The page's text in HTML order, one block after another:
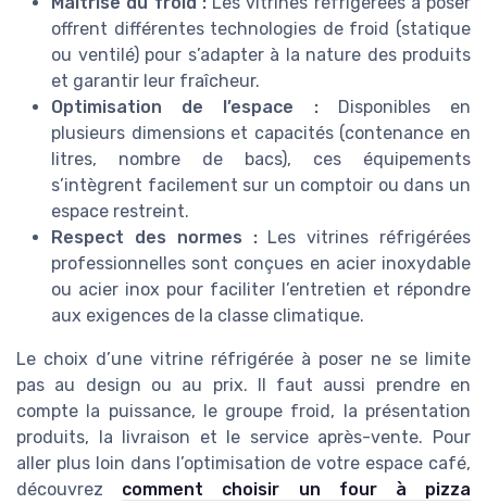
offrent différentes technologies de froid (statique
ou ventilé) pour s’adapter à la nature des produits
et garantir leur fraîcheur.
Optimisation de l’espace :Disponibles en
plusieurs dimensions et capacités (contenance en
litres, nombre de bacs), ces équipements
s’intègrent facilement sur un comptoir ou dans un
espace restreint.
Respect des normes :Les vitrines réfrigérées
professionnelles sont conçues en acier inoxydable
ou acier inox pour faciliter l’entretien et répondre
aux exigences de la classe climatique.
Le choix d’une vitrine réfrigérée à poser ne se limite
pas au design ou au prix. Il faut aussi prendre en
compte la puissance, le groupe froid, la présentation
produits, la livraison et le service après-vente. Pour
aller plus loin dans l’optimisation de votre espace café,
découvrez comment choisir un four à pizza